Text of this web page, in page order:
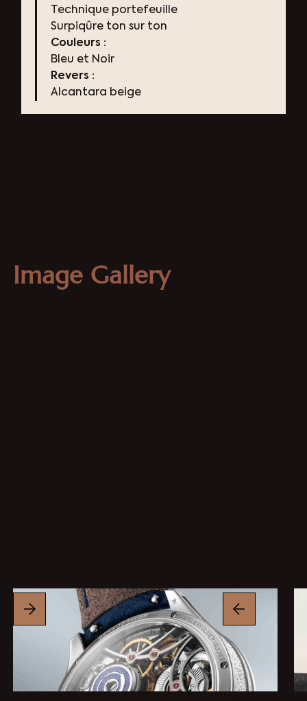
Technique portefeuille
Surpiqûre ton sur ton
Couleurs :
Bleu et Noir
Revers :
Alcantara beige
Image Gallery